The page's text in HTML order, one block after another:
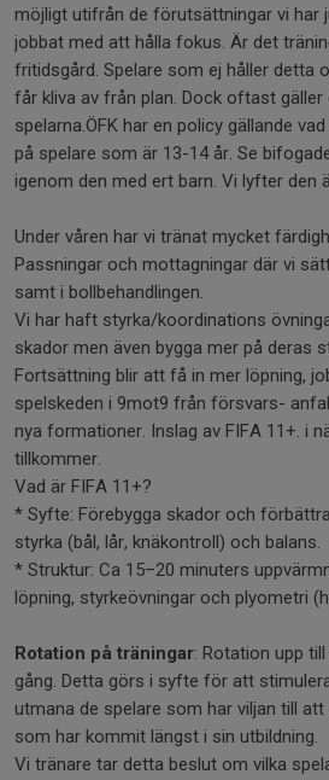
möjligt utifrån de förutsättningar vi har
jobbat med att hålla fokus. Är det
fritidsgård. Spelare som ej håller detta
får kliva av från plan. Dock oftast
spelarna.ÖFK har en policy gällande
på spelare som är 13-14 år. Se
igenom den med ert barn. Vi lyfter den
Under våren har vi tränat mycket
Passningar och mottagningar där vi
samt i bollbehandlingen.
Vi har haft styrka/koordinations
skador men även bygga mer på deras
Fortsättning blir att få in mer löpning,
spelskeden i 9mot9 från försvars-
nya formationer. Inslag av FIFA 11+. i
tillkommer.
Vad är FIFA 11+?
* Syfte: Förebygga skador och
styrka (bål, lår, knäkontroll) och balans.
* Struktur: Ca 15–20 minuters
löpning, styrkeövningar och plyometri
Rotation på träningar: Rotation upp
gång. Detta görs i syfte för att
utmana de spelare som har viljan till
som har kommit längst i sin utbildning.
Vi tränare tar detta beslut om vilka